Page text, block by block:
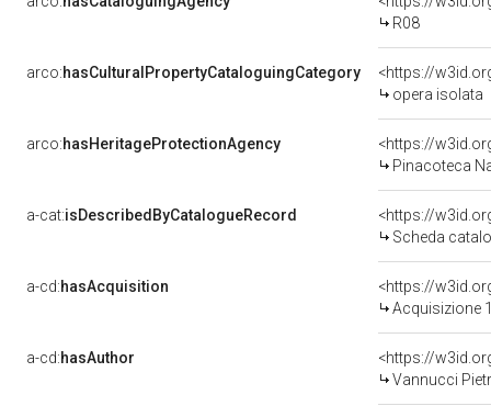
R08
arco:hasCulturalPropertyCataloguingCategory
<https://
opera isolata
arco:hasHeritageProtectionAgency
<https://
Pinacoteca
a-cat:isDescribedByCatalogueRecord
<https://
Scheda
a-cd:hasAcquisition
<https://
Acquisizione
a-cd:hasAuthor
<https://
Vannucci